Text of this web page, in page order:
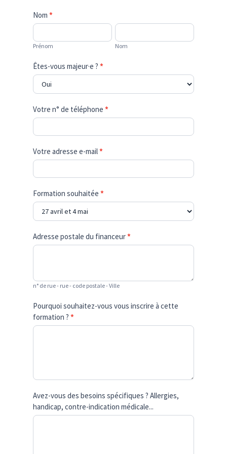
Nom *
Prénom
Prénom
Nom
Nom
Êtes-vous majeur·e ? *
Votre n° de téléphone *
Votre adresse e-mail*
Formation souhaitée *
Adresse postale du financeur*
n° de rue - rue - code postale - Ville
Pourquoi souhaitez-vous vous inscrire à cette
formation ? *
Avez-vous des besoins spécifiques ? Allergies,
handicap, contre-indication médicale...